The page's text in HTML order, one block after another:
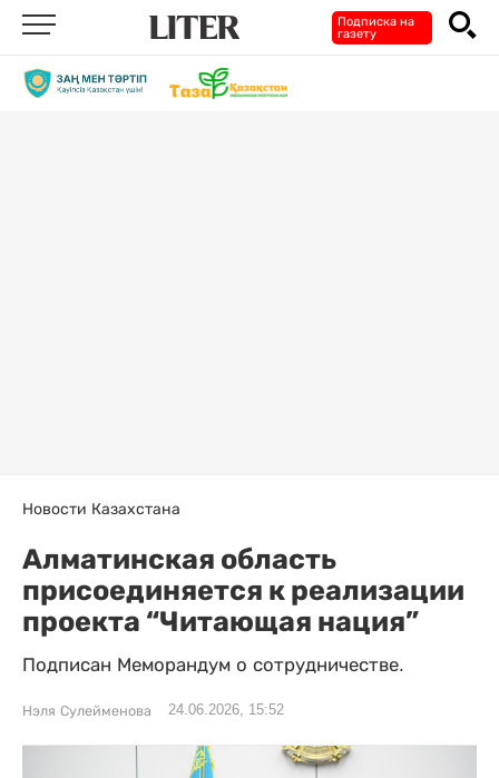
Подписка на
газету
Новости Казахстана
Алматинская область
присоединяется к реализации
проекта “Читающая нация”
Подписан Меморандум о сотрудничестве.
Нэля Сулейменова 24.06.2026, 15:52